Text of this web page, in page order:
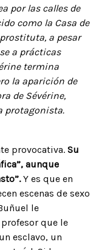
por las calles de
como la Casa de
a pesar
a prácticas
termina
la aparición de
de Sévérine,
protagonista.
provocativa. Su
aunque
Y es que en
escenas de sexo
le
que le
esclavo, un